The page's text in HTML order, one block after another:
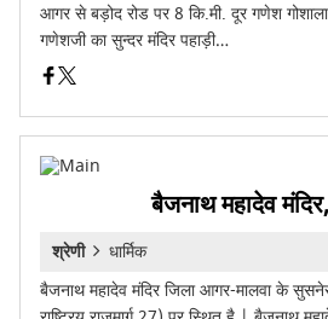
आगर से बड़ोद रोड पर 8 कि.मी. दूर गणेश गोशाला
गणेशजी का सुन्दर मंदिर पहाड़ी…
बैजनाथ महादेव
श्रेणी
धार्मिक
बैजनाथ महादेव मंदिर जिला आगर-मालवा के